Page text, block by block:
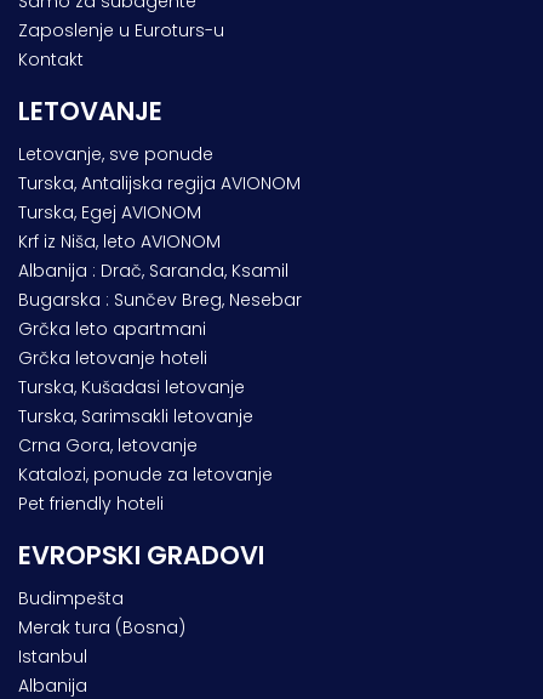
Zaposlenje u Euroturs-u
Kontakt
LETOVANJE
Letovanje, sve ponude
Turska, Antalijska regija AVIONOM
Turska, Egej AVIONOM
Krf iz Niša, leto AVIONOM
Albanija : Drač, Saranda, Ksamil
Bugarska : Sunčev Breg, Nesebar
Grčka leto apartmani
Grčka letovanje hoteli
Turska, Kušadasi letovanje
Turska, Sarimsakli letovanje
Crna Gora, letovanje
Katalozi, ponude za letovanje
Pet friendly hoteli
EVROPSKI GRADOVI
Budimpešta
Merak tura (Bosna)
Istanbul
Albanija